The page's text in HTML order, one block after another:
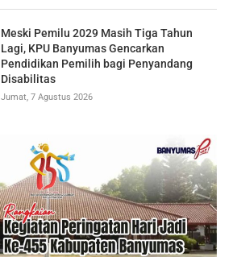
Meski Pemilu 2029 Masih Tiga Tahun
Lagi, KPU Banyumas Gencarkan
Pendidikan Pemilih bagi Penyandang
Disabilitas
Jumat, 7 Agustus 2026